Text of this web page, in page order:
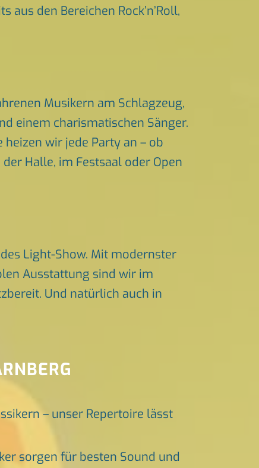
den Bereichen Rock’n’Roll,
Musikern am Schlagzeug,
einem charismatischen Sänger.
wir jede Party an – ob
Halle, im Festsaal oder Open
Light-Show. Mit modernster
Ausstattung sind wir im
Und natürlich auch in
– unser Repertoire lässt
sorgen für besten Sound und